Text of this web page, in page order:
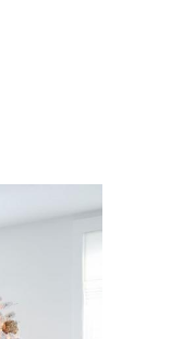
из дерева